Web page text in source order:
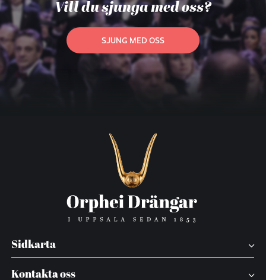
Vill du sjunga med oss?
SJUNG MED OSS
Sidkarta
Kontakta oss